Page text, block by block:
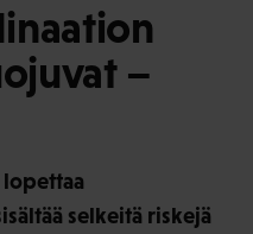
–
selkeitä riskejä